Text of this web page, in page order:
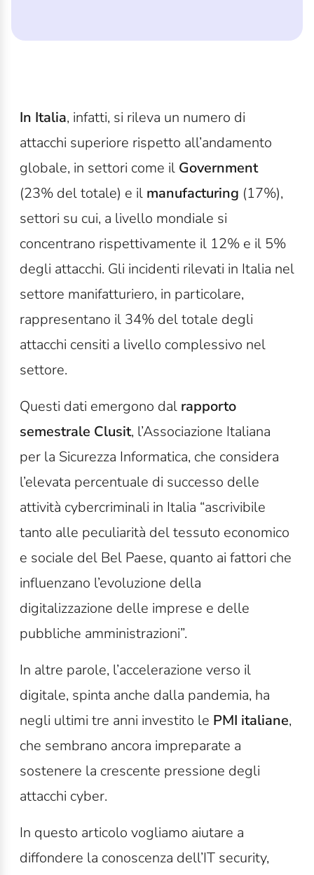
In Italia, infatti, si rileva un numero di
attacchi superiore rispetto all’andamento
globale, in settori come il Government
(23% del totale) e il manufacturing (17%),
settori su cui, a livello mondiale si
concentrano rispettivamente il 12% e il 5%
degli attacchi. Gli incidenti rilevati in Italia nel
settore manifatturiero, in particolare,
rappresentano il 34% del totale degli
attacchi censiti a livello complessivo nel
settore.
Questi dati emergono dal rapporto
semestrale Clusit, l’Associazione Italiana
per la Sicurezza Informatica, che considera
l’elevata percentuale di successo delle
attività cybercriminali in Italia “ascrivibile
tanto alle peculiarità del tessuto economico
e sociale del Bel Paese, quanto ai fattori che
influenzano l’evoluzione della
digitalizzazione delle imprese e delle
pubbliche amministrazioni”.
In altre parole, l’accelerazione verso il
digitale, spinta anche dalla pandemia, ha
negli ultimi tre anni investito le PMI italiane,
che sembrano ancora impreparate a
sostenere la crescente pressione degli
attacchi cyber.
In questo articolo vogliamo aiutare a
diffondere la conoscenza dell’IT security,